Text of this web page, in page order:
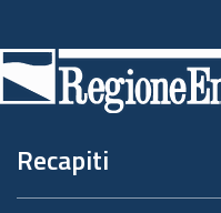
di
pagina
Recapiti